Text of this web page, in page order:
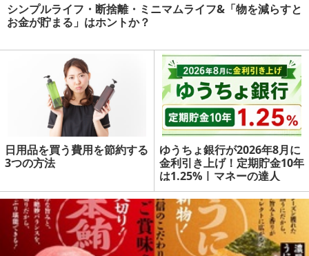
シンプルライフ・断捨離・ミニマムライフ&「物を減らすと
お金が貯まる」はホントか？
日用品を買う費用を節約する
3つの方法
ゆうちょ銀行が2026年8月に
金利引き上げ！定期貯金10年
は1.25% | マネーの達人